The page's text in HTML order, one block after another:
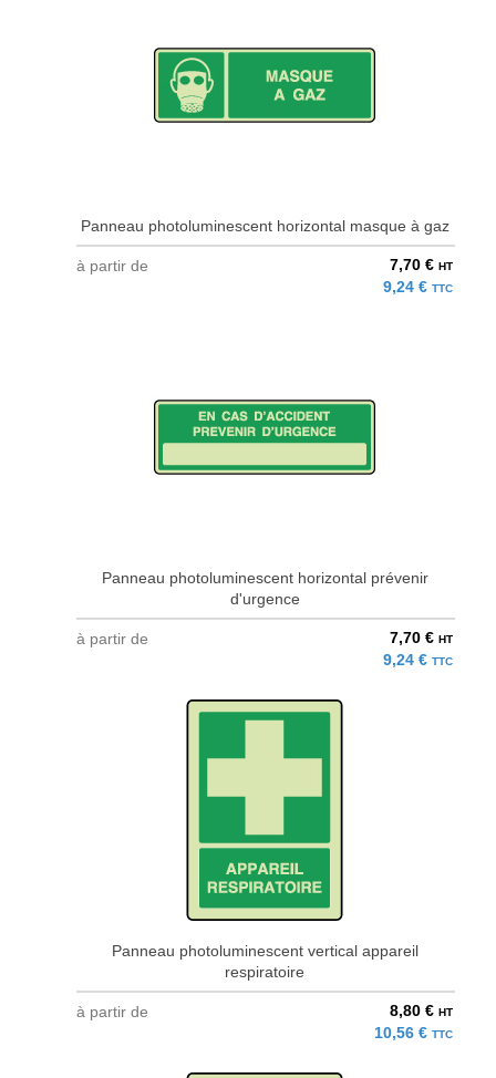
Panneau photoluminescent horizontal masque à gaz
à partir de 7,70 € HT
9,24 € TTC
Panneau photoluminescent horizontal prévenir
d'urgence
à partir de 7,70 € HT
9,24 € TTC
Panneau photoluminescent vertical appareil
respiratoire
à partir de 8,80 € HT
10,56 € TTC